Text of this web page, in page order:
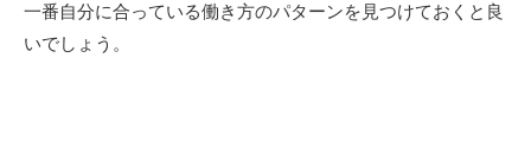
一番自分に合っている働き方のパターンを見つけておくと良
いでしょう。